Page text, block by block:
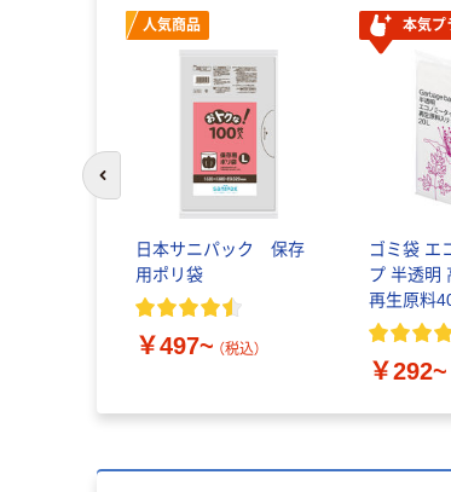
人気商品
日本サニパック 保存
用ポリ袋
￥497~ （税込）
本気プ
ゴミ袋 エ
プ 半透明
再生原料
￥292~
前のスライドへ